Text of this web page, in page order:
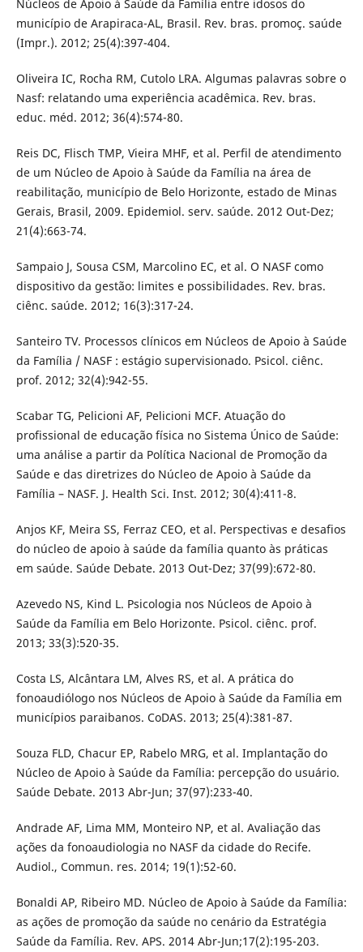
Núcleos de Apoio à Saúde da Família entre idosos do
município de Arapiraca-AL, Brasil. Rev. bras. promoç. saúde
(Impr.). 2012; 25(4):397-404.
Oliveira IC, Rocha RM, Cutolo LRA. Algumas palavras sobre o
Nasf: relatando uma experiência acadêmica. Rev. bras.
educ. méd. 2012; 36(4):574-80.
Reis DC, Flisch TMP, Vieira MHF, et al. Perfil de atendimento
de um Núcleo de Apoio à Saúde da Família na área de
reabilitação, município de Belo Horizonte, estado de Minas
Gerais, Brasil, 2009. Epidemiol. serv. saúde. 2012 Out-Dez;
21(4):663-74.
Sampaio J, Sousa CSM, Marcolino EC, et al. O NASF como
dispositivo da gestão: limites e possibilidades. Rev. bras.
ciênc. saúde. 2012; 16(3):317-24.
Santeiro TV. Processos clínicos em Núcleos de Apoio à Saúde
da Família / NASF : estágio supervisionado. Psicol. ciênc.
prof. 2012; 32(4):942-55.
Scabar TG, Pelicioni AF, Pelicioni MCF. Atuação do
profissional de educação física no Sistema Único de Saúde:
uma análise a partir da Política Nacional de Promoção da
Saúde e das diretrizes do Núcleo de Apoio à Saúde da
Família – NASF. J. Health Sci. Inst. 2012; 30(4):411-8.
Anjos KF, Meira SS, Ferraz CEO, et al. Perspectivas e desafios
do núcleo de apoio à saúde da família quanto às práticas
em saúde. Saúde Debate. 2013 Out-Dez; 37(99):672-80.
Azevedo NS, Kind L. Psicologia nos Núcleos de Apoio à
Saúde da Família em Belo Horizonte. Psicol. ciênc. prof.
2013; 33(3):520-35.
Costa LS, Alcântara LM, Alves RS, et al. A prática do
fonoaudiólogo nos Núcleos de Apoio à Saúde da Família em
municípios paraibanos. CoDAS. 2013; 25(4):381-87.
Souza FLD, Chacur EP, Rabelo MRG, et al. Implantação do
Núcleo de Apoio à Saúde da Família: percepção do usuário.
Saúde Debate. 2013 Abr-Jun; 37(97):233-40.
Andrade AF, Lima MM, Monteiro NP, et al. Avaliação das
ações da fonoaudiologia no NASF da cidade do Recife.
Audiol., Commun. res. 2014; 19(1):52-60.
Bonaldi AP, Ribeiro MD. Núcleo de Apoio à Saúde da Família:
as ações de promoção da saúde no cenário da Estratégia
Saúde da Família. Rev. APS. 2014 Abr-Jun;17(2):195-203.